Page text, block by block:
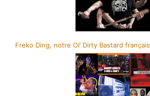
Freko Ding, notre Ol’ Dirty Bastard français